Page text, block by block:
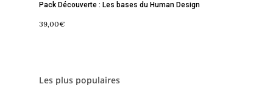
Pack Découverte : Les bases du Human Design
39,00€
Les plus populaires